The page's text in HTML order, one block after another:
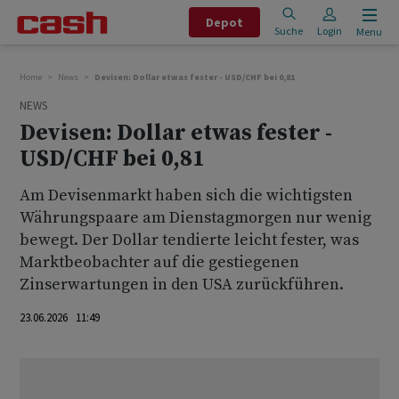
Depot
Suche Login Menu
Home News Devisen: Dollar etwas fester - USD/CHF bei 0,81
NEWS
Devisen: Dollar etwas fester -
USD/CHF bei 0,81
Am Devisenmarkt haben sich die wichtigsten
Währungspaare am Dienstagmorgen nur wenig
bewegt. Der Dollar tendierte leicht fester, was
Marktbeobachter auf die gestiegenen
Zinserwartungen in den USA zurückführen.
23.06.2026 11:49